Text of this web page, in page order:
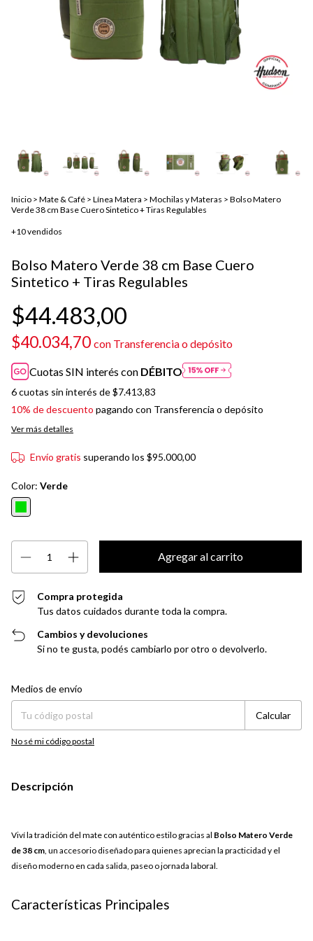
Inicio > Mate & Café > Línea Matera > Mochilas y Materas > Bolso Matero
Verde 38 cm Base Cuero Sintetico + Tiras Regulables
+10 vendidos
Bolso Matero Verde 38 cm Base Cuero
Sintetico + Tiras Regulables
$44.483,00
$40.034,70 con Transferencia o depósito
Cuotas SIN interés con DÉBITO
6cuotas sin interés de$7.413,83
10% de descuento pagando con Transferencia o depósito
Ver más detalles
Envío gratis superando los $95.000,00
Color: Verde
Compra protegida
Tus datos cuidados durante toda la compra.
Cambios y devoluciones
Si no te gusta, podés cambiarlo por otro o devolverlo.
Entregas para el CP:
Medios de envío
Calcular
No sé mi código postal
Descripción
Viví la tradición del mate con auténtico estilo gracias al Bolso Matero Verde
de 38 cm, un accesorio diseñado para quienes aprecian la practicidad y el
diseño moderno en cada salida, paseo o jornada laboral.
Características Principales